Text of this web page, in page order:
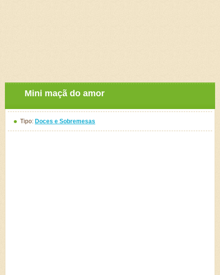
Mini maçã do amor
Tipo: Doces e Sobremesas